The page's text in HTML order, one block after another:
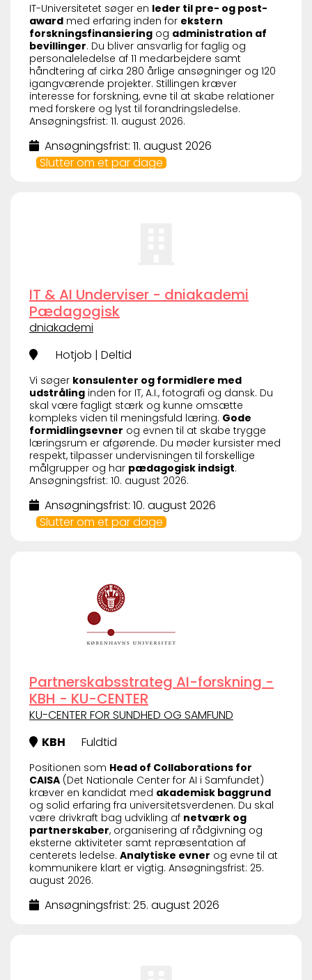
IT-Universitetet søger en leder til pre- og post-
award med erfaring inden for ekstern
forskningsfinansiering og administration af
bevillinger. Du bliver ansvarlig for faglig og
personaleledelse af 11 medarbejdere samt
håndtering af cirka 280 årlige ansøgninger og 120
igangværende projekter. Stillingen kræver
interesse for forskning, evne til at skabe relationer
med forskere og lyst til forandringsledelse.
Ansøgningsfrist: 11. august 2026.
Ansøgningsfrist: 11. august 2026
Slutter om et par dage
IT & AI Underviser - dniakademi
Pædagogisk
dniakademi
Hotjob | Deltid
Vi søger konsulenter og formidlere med
udstråling inden for IT, A.I., fotografi og dansk. Du
skal være fagligt stærk og kunne omsætte
kompleks viden til meningsfuld læring. Gode
formidlingsevner og evnen til at skabe trygge
læringsrum er afgørende. Du møder kursister med
respekt, tilpasser undervisningen til forskellige
målgrupper og har pædagogisk indsigt.
Ansøgningsfrist: 10. august 2026.
Ansøgningsfrist: 10. august 2026
Slutter om et par dage
Partnerskabsstrateg AI-forskning -
KBH - KU-CENTER
KU-CENTER FOR SUNDHED OG SAMFUND
KBH
Fuldtid
Positionen som Head of Collaborations for
CAISA (Det Nationale Center for AI i Samfundet)
kræver en kandidat med akademisk baggrund
og solid erfaring fra universitetsverdenen. Du skal
være drivkraft bag udvikling af netværk og
partnerskaber, organisering af rådgivning og
eksterne aktiviteter samt repræsentation af
centerets ledelse. Analytiske evner og evne til at
kommunikere klart er vigtig. Ansøgningsfrist: 25.
august 2026.
Ansøgningsfrist: 25. august 2026